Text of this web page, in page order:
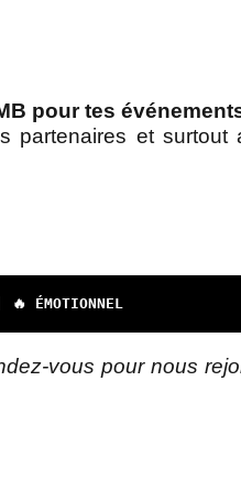
pour tes
partenaires et
ÉMOTIONNEL
vous pour nous